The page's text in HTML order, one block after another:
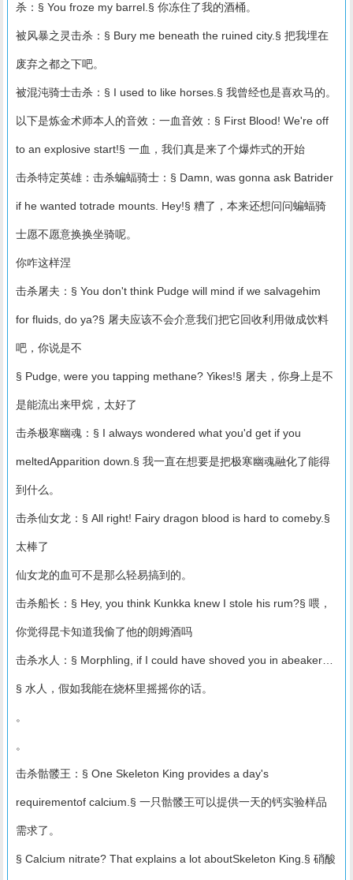
杀：§ You froze my barrel.§ 你冻住了我的酒桶。
被风暴之灵击杀：§ Bury me beneath the ruined city.§ 把我埋在
废弃之都之下吧。
被混沌骑士击杀：§ I used to like horses.§ 我曾经也是喜欢马的。
以下是炼金术师本人的音效：一血音效：§ First Blood! We're off
to an explosive start!§ 一血，我们真是来了个爆炸式的开始
击杀特定英雄：击杀蝙蝠骑士：§ Damn, was gonna ask Batrider
if he wanted totrade mounts. Hey!§ 糟了，本来还想问问蝙蝠骑
士愿不愿意换换坐骑呢。
你咋这样涅
击杀屠夫：§ You don't think Pudge will mind if we salvagehim
for fluids, do ya?§ 屠夫应该不会介意我们把它回收利用做成饮料
吧，你说是不
§ Pudge, were you tapping methane? Yikes!§ 屠夫，你身上是不
是能流出来甲烷，太好了
击杀极寒幽魂：§ I always wondered what you'd get if you
meltedApparition down.§ 我一直在想要是把极寒幽魂融化了能得
到什么。
击杀仙女龙：§ All right! Fairy dragon blood is hard to comeby.§
太棒了
仙女龙的血可不是那么轻易搞到的。
击杀船长：§ Hey, you think Kunkka knew I stole his rum?§ 喂，
你觉得昆卡知道我偷了他的朗姆酒吗
击杀水人：§ Morphling, if I could have shoved you in abeaker…
§ 水人，假如我能在烧杯里摇摇你的话。
。
。
击杀骷髅王：§ One Skeleton King provides a day's
requirementof calcium.§ 一只骷髅王可以提供一天的钙实验样品
需求了。
§ Calcium nitrate? That explains a lot aboutSkeleton King.§ 硝酸